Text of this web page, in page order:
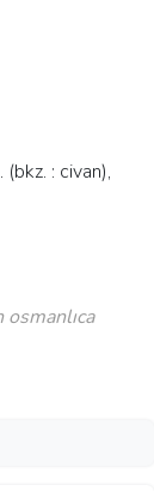
(bkz. : civan),